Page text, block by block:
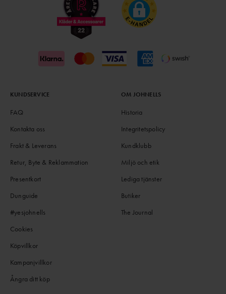
KUNDSERVICE
FAQ
Kontakta oss
Frakt & Leverans
Retur, Byte & Reklammation
Presentkort
Dunguide
#yesjohnells
Cookies
Köpvillkor
Kampanjvillkor
Ångra ditt köp
OM JOHNELLS
Historia
Integritetspolicy
Kundklubb
Miljö och etik
Lediga tjänster
Butiker
The Journal